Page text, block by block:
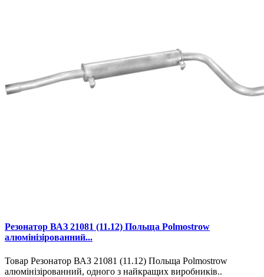
Резонатор ВАЗ 21081 (11.12) Польща Polmostrow
алюмінізірованний...
Товар Резонатор ВАЗ 21081 (11.12) Польща Polmostrow
алюмінізірованний, одного з найкращих виробників..